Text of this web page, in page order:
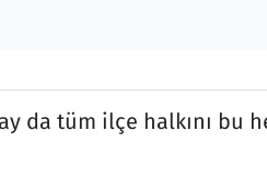
da tüm ilçe halkını bu